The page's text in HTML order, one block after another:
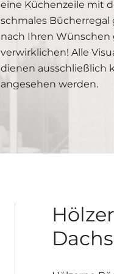
eine Küchenzeile mit
schmales
nach Ihren Wünschen
verwirklichen! Alle
dienen ausschließlich
angesehen werden.